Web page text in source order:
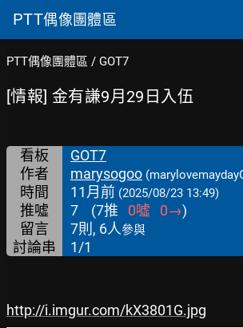
PTT偶像團體區
PTT偶像團體區 / GOT7
[情報] 金有謙9月29日入伍
看板
GOT7
作者
marysogoo
時間 11月前 (2025/08/23 13:49)
推噓 7 (7推 0噓 0→)
留言
7則, 6人參與
討論串 1/1
http://i.imgur.com/kX3801G.jpg